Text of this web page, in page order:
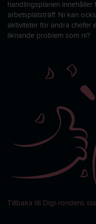
handlingsplanen
arbetsplatsträff. Ni kan
aktiviteter för andra chefer
liknande problem som ni?
Tillbaka till Digi-rondens